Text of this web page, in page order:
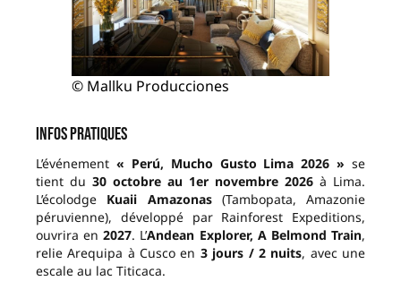
© Mallku Producciones
Infos pratiques
L’événement « Perú, Mucho Gusto Lima 2026 » se
tient du 30 octobre au 1er novembre 2026 à Lima.
L’écolodge Kuaii Amazonas(Tambopata, Amazonie
péruvienne), développé par Rainforest Expeditions,
ouvrira en2027. L’Andean Explorer, A Belmond Train,
relie Arequipa à Cusco en 3 jours / 2 nuits, avec une
escale au lac Titicaca.